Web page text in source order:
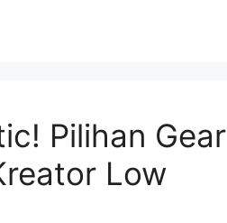
Pilihan Gear
Low